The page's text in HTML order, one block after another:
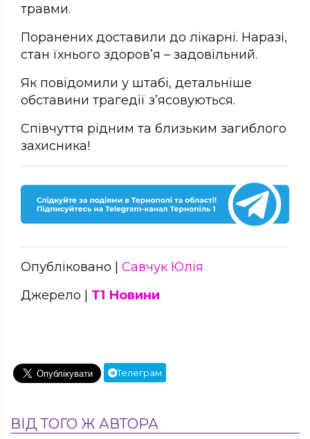
травми.
Поранених доставили до лікарні. Наразі,
стан їхнього здоров’я – задовільний.
Як повідомили у штабі, детальніше
обставини трагедії з’ясовуються.
Співчуття рідним та близьким загиблого
захисника!
Опубліковано | Савчук Юлія
Джерело | Т1 Новини
Телеграм
ВІД ТОГО Ж АВТОРА